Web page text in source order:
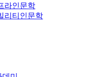
라인문학
리티인문학